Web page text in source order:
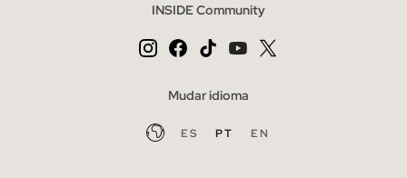
INSIDE Community
Mudar idioma
ES PT EN